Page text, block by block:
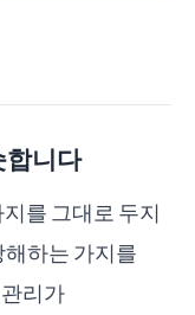
합니다
를 그대로 두지
하는 가지를
리가